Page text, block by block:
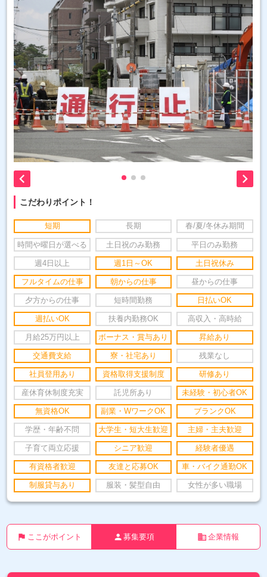
 
こだわりポイント！
短期 長期 春/夏/冬休み期間
時間や曜日が選べる 土日祝のみ勤務 平日のみ勤務
週4日以上 週1日～OK 土日祝休み
フルタイムの仕事 朝からの仕事 昼からの仕事
夕方からの仕事 短時間勤務 日払いOK
週払いOK 扶養内勤務OK 高収入・高時給
月給25万円以上 ボーナス・賞与あり 昇給あり
交通費支給 寮・社宅あり 残業なし
社員登用あり 資格取得支援制度 研修あり
産休育休制度充実 託児所あり 未経験・初心者OK
無資格OK 副業・WワークOK ブランクOK
学歴・年齢不問 大学生・短大生歓迎 主婦・主夫歓迎
子育て両立応援 シニア歓迎 経験者優遇
有資格者歓迎 友達と応募OK 車・バイク通勤OK
制服貸与あり 服装・髪型自由 女性が多い職場
flag ここがポイント person 募集要項 business 企業情報